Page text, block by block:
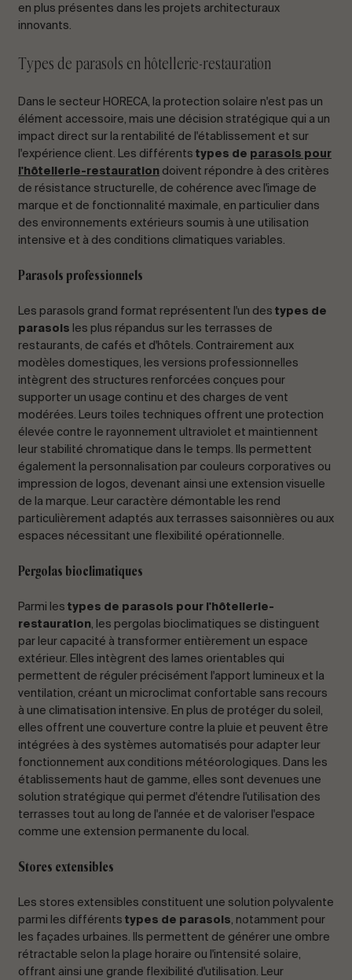
en plus présentes dans les projets architecturaux
innovants.
Types de parasols en hôtellerie-restauration
Dans le secteur HORECA, la protection solaire n'est pas un
élément accessoire, mais une décision stratégique qui a un
impact direct sur la rentabilité de l'établissement et sur
l'expérience client. Les différents types de parasols pour
l'hôtellerie-restauration doivent répondre à des critères
de résistance structurelle, de cohérence avec l'image de
marque et de fonctionnalité maximale, en particulier dans
des environnements extérieurs soumis à une utilisation
intensive et à des conditions climatiques variables.
Parasols professionnels
Les parasols grand format représentent l'un des types de
parasols les plus répandus sur les terrasses de
restaurants, de cafés et d'hôtels. Contrairement aux
modèles domestiques, les versions professionnelles
intègrent des structures renforcées conçues pour
supporter un usage continu et des charges de vent
modérées. Leurs toiles techniques offrent une protection
élevée contre le rayonnement ultraviolet et maintiennent
leur stabilité chromatique dans le temps. Ils permettent
également la personnalisation par couleurs corporatives ou
impression de logos, devenant ainsi une extension visuelle
de la marque. Leur caractère démontable les rend
particulièrement adaptés aux terrasses saisonnières ou aux
espaces nécessitant une flexibilité opérationnelle.
Pergolas bioclimatiques
Parmi les types de parasols pour l'hôtellerie-
restauration, les pergolas bioclimatiques se distinguent
par leur capacité à transformer entièrement un espace
extérieur. Elles intègrent des lames orientables qui
permettent de réguler précisément l'apport lumineux et la
ventilation, créant un microclimat confortable sans recours
à une climatisation intensive. En plus de protéger du soleil,
elles offrent une couverture contre la pluie et peuvent être
intégrées à des systèmes automatisés pour adapter leur
fonctionnement aux conditions météorologiques. Dans les
établissements haut de gamme, elles sont devenues une
solution stratégique qui permet d'étendre l'utilisation des
terrasses tout au long de l'année et de valoriser l'espace
comme une extension permanente du local.
Stores extensibles
Les stores extensibles constituent une solution polyvalente
parmi les différents types de parasols, notamment pour
les façades urbaines. Ils permettent de générer une ombre
rétractable selon la plage horaire ou l'intensité solaire,
offrant ainsi une grande flexibilité d'utilisation. Leur